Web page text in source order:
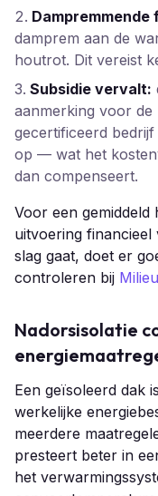
Dampremmende
damprem aan de
houtrot. Dit vereist
Subsidie vervalt:
aanmerking voor de
gecertificeerd
op — wat het
dan compenseert.
Voor een gemiddeld
uitvoering financieel
slag gaat, doet er
controleren bij
Nadorsisolatie
Een geïsoleerd dak
werkelijke
meerdere
presteert beter in
het